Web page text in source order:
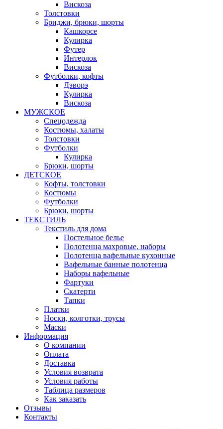
Вискоза
Толстовки
Бриджи, брюки, шорты
Кашкорсе
Кулирка
Футер
Интерлок
Вискоза
Футболки, кофты
Дэворэ
Кулирка
Вискоза
МУЖСКОЕ
Спецодежда
Костюмы, халаты
Толстовки
Футболки
Кулирка
Брюки, шорты
ДЕТСКОЕ
Кофты, толстовки
Костюмы
Футболки
Брюки, шорты
ТЕКСТИЛЬ
Текстиль для дома
Постельное белье
Полотенца махровые, наборы
Полотенца вафельные кухонные
Вафельные банные полотенца
Наборы вафельные
Фартуки
Скатерти
Тапки
Платки
Носки, колготки, трусы
Маски
Информация
О компании
Оплата
Доставка
Условия возврата
Условия работы
Таблица размеров
Как заказать
Отзывы
Контакты